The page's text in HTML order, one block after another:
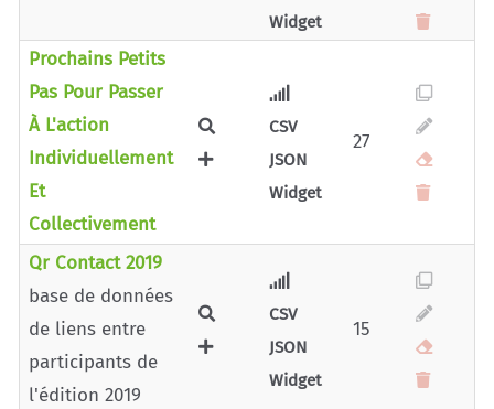
Widget
Prochains Petits
Pas Pour Passer
À L'action
Individuellement
Et
Collectivement
CSV
JSON
Widget
27
Qr Contact 2019
base de données
de liens entre
participants de
l'édition 2019
CSV
JSON
Widget
15